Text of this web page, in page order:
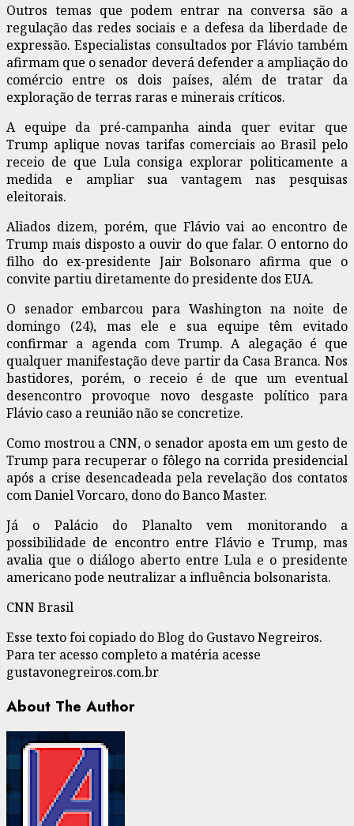
Outros temas que podem entrar na conversa são a
regulação das redes sociais e a defesa da liberdade de
expressão. Especialistas consultados por Flávio também
afirmam que o senador deverá defender a ampliação do
comércio entre os dois países, além de tratar da
exploração de terras raras e minerais críticos.
A equipe da pré-campanha ainda quer evitar que
Trump aplique novas tarifas comerciais ao Brasil pelo
receio de que Lula consiga explorar politicamente a
medida e ampliar sua vantagem nas pesquisas
eleitorais.
Aliados dizem, porém, que Flávio vai ao encontro de
Trump mais disposto a ouvir do que falar. O entorno do
filho do ex-presidente Jair Bolsonaro afirma que o
convite partiu diretamente do presidente dos EUA.
O senador embarcou para Washington na noite de
domingo (24), mas ele e sua equipe têm evitado
confirmar a agenda com Trump. A alegação é que
qualquer manifestação deve partir da Casa Branca. Nos
bastidores, porém, o receio é de que um eventual
desencontro provoque novo desgaste político para
Flávio caso a reunião não se concretize.
Como mostrou a CNN, o senador aposta em um gesto de
Trump para recuperar o fôlego na corrida presidencial
após a crise desencadeada pela revelação dos contatos
com Daniel Vorcaro, dono do Banco Master.
Já o Palácio do Planalto vem monitorando a
possibilidade de encontro entre Flávio e Trump, mas
avalia que o diálogo aberto entre Lula e o presidente
americano pode neutralizar a influência bolsonarista.
CNN Brasil
Esse texto foi copiado do Blog do Gustavo Negreiros.
Para ter acesso completo a matéria acesse
gustavonegreiros.com.br
About The Author